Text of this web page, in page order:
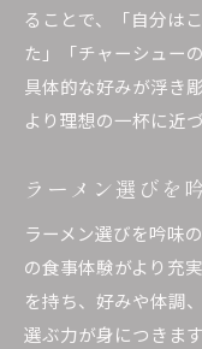
ることで、「自分は
た」「チャーシュー
具体的な好みが浮き
より理想の一杯に近
ラーメン選びを
ラーメン選びを吟味
の食事体験がより充
を持ち、好みや体調
選ぶ力が身につきます